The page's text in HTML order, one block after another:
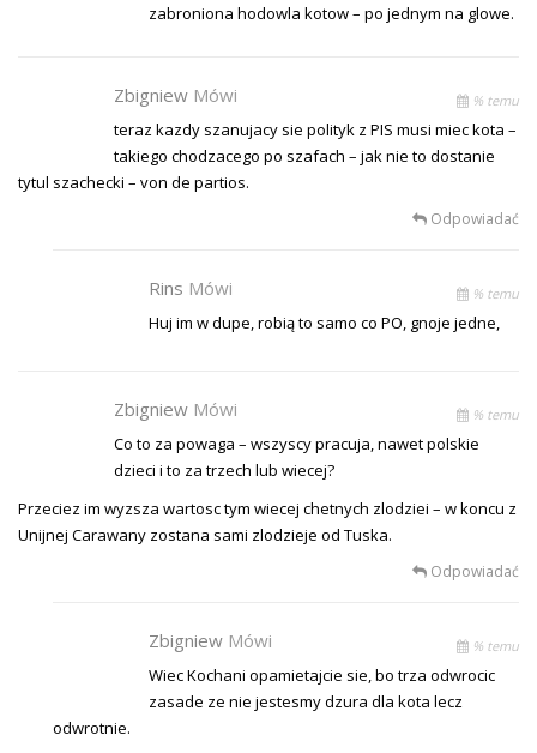
zabroniona hodowla kotow – po jednym na glowe.
Zbigniew Mówi % temu
teraz kazdy szanujacy sie polityk z PIS musi miec kota –
takiego chodzacego po szafach – jak nie to dostanie
tytul szachecki – von de partios.
Odpowiadać
Rins Mówi % temu
Huj im w dupe, robią to samo co PO, gnoje jedne,
Zbigniew Mówi % temu
Co to za powaga – wszyscy pracuja, nawet polskie
dzieci i to za trzech lub wiecej?
Przeciez im wyzsza wartosc tym wiecej chetnych zlodziei – w koncu z
Unijnej Carawany zostana sami zlodzieje od Tuska.
Odpowiadać
Zbigniew Mówi % temu
Wiec Kochani opamietajcie sie, bo trza odwrocic
zasade ze nie jestesmy dzura dla kota lecz
odwrotnie.